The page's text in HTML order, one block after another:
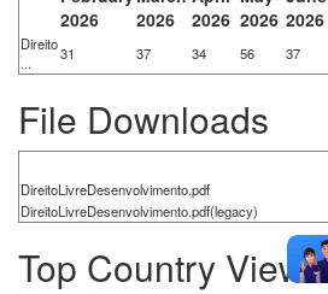
2026
2026
2026 2026 2026
Direito
...
31 37 34 56 37
File Downloads
DireitoLivreDesenvolvimento.pdf
DireitoLivreDesenvolvimento.pdf(legacy)
Top Country Views